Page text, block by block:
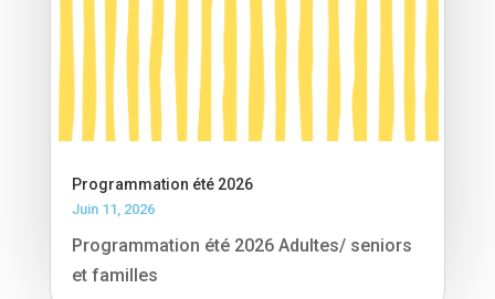
Programmation été 2026
Juin 11, 2026
Programmation été 2026 Adultes/ seniors
et familles